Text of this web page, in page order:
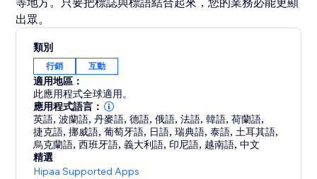
類別
行銷 互動
適用地區：
此應用程式全球適用。
應用程式語言：
英語,波蘭語,丹麥語,德語,俄語,法語,韓語,荷蘭語,
捷克語,挪威語,葡萄牙語, 日語,瑞典語,泰語, 土耳其語,
烏克蘭語,西班牙語,義大利語, 印尼語, 越南語,中文
精選
Hipaa Supported Apps